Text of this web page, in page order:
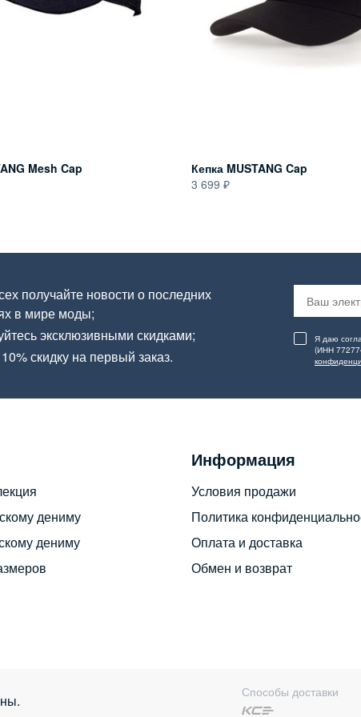
Mesh Cap
Кепка MUSTANG Cap
3 699
получайте новости о последних
в мире моды;
эксклюзивными скидками;
скидку на первый заказ.
Я даю
(ИНН
дениму
дениму
Информация
Условия продажи
Политика
Оплата и доставка
Обмен и возврат
Способы доставки